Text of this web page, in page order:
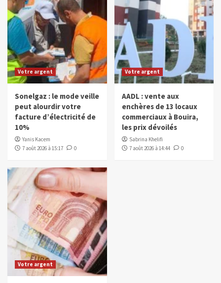
Votre argent
Sonelgaz : le mode veille
peut alourdir votre
facture d’électricité de
10%
Yanis Kacem
7 août 2026 à 15:17
0
Votre argent
AADL : vente aux
enchères de 13 locaux
commerciaux à Bouira,
les prix dévoilés
Sabrina Khelifi
7 août 2026 à 14:44
0
Votre argent